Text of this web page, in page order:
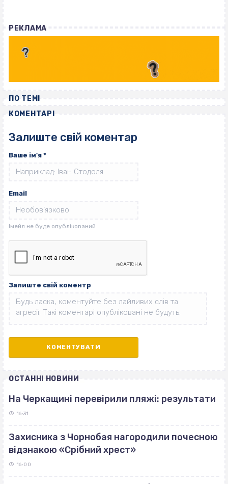
РЕКЛАМА
ПО ТЕМІ
КОМЕНТАРІ
Залиште свій коментар
Ваше ім'я *
Email
Залиште свій коментр
ОСТАННІ НОВИНИ
На Черкащині перевірили пляжі: результати
16:31
Захисника з Чорнобая нагородили почесною
відзнакою «Срібний хрест»
16:00